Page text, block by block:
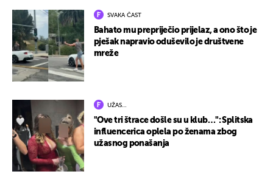
SVAKA ČAST
Bahato mu prepriječio prijelaz, a ono što je
pješak napravio oduševilo je društvene
mreže
UŽAS…
"Ove tri štrace došle su u klub…": Splitska
influencerica oplela po ženama zbog
užasnog ponašanja